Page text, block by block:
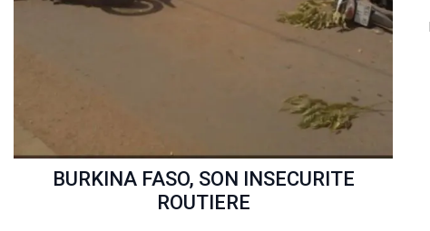
BURKINA FASO, SON INSECURITE
ROUTIERE